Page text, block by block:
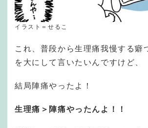
イラスト＝せるこ
これ、普段から生理痛我慢する癖
を大にして言いたいんですけど、
結局陣痛やったよ！
生理痛＞陣痛やったんよ！！